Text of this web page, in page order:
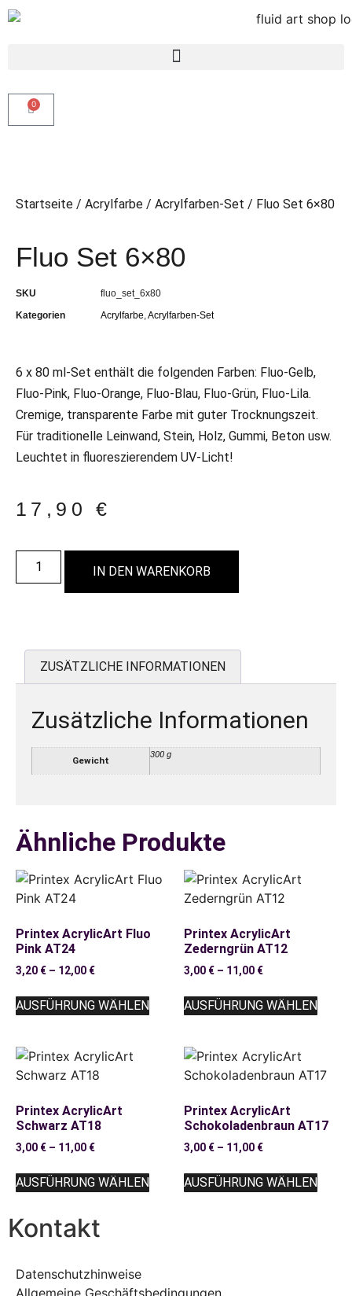
0
Startseite / Acrylfarbe / Acrylfarben-Set / Fluo Set 6×80
Fluo Set 6×80
SKU
fluo_set_6x80
Kategorien
Acrylfarbe Acrylfarben-Set
6 x 80 ml-Set enthält die folgenden Farben: Fluo-Gelb,
Fluo-Pink, Fluo-Orange, Fluo-Blau, Fluo-Grün, Fluo-Lila.
Cremige, transparente Farbe mit guter Trocknungszeit.
Für traditionelle Leinwand, Stein, Holz, Gummi, Beton usw.
Leuchtet in fluoreszierendem UV-Licht!
17,90€
IN DEN WARENKORB
ZUSÄTZLICHE INFORMATIONEN
Zusätzliche Informationen
Gewicht
300 g
Ähnliche Produkte
Printex AcrylicArt Fluo
Pink AT24
3,20 € – 12,00 €
AUSFÜHRUNG WÄHLEN
Printex AcrylicArt
Zederngrün AT12
3,00 € – 11,00 €
AUSFÜHRUNG WÄHLEN
Printex AcrylicArt
Schwarz AT18
3,00 € – 11,00 €
AUSFÜHRUNG WÄHLEN
Printex AcrylicArt
Schokoladenbraun AT17
3,00 € – 11,00 €
AUSFÜHRUNG WÄHLEN
Kontakt
Datenschutzhinweise
Allgemeine Geschäftsbedingungen